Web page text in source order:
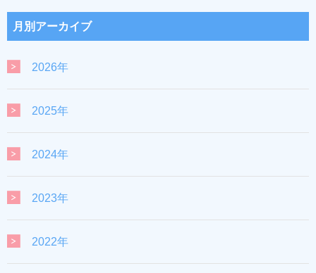
月別アーカイブ
2026年
2025年
2024年
2023年
2022年